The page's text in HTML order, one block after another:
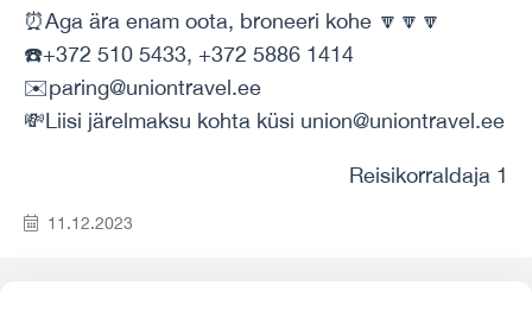
⏰Aga ära enam oota, broneeri kohe 🔽🔽🔽
☎️+372 510 5433, +372 5886 1414
✉️paring@uniontravel.ee
💸Liisi järelmaksu kohta küsi union@uniontravel.ee
Reisikorraldaja 1
11.12.2023